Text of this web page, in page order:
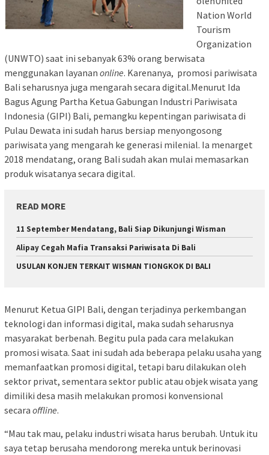
Nation World
Tourism
Organization
(UNWTO) saat ini sebanyak 63% orang berwisata
menggunakan layanan online. Karenanya, promosi pariwisata
Bali seharusnya juga mengarah secara digital.Menurut Ida
Bagus Agung Partha Ketua Gabungan Industri Pariwisata
Indonesia (GIPI) Bali, pemangku kepentingan pariwisata di
Pulau Dewata ini sudah harus bersiap menyongosong
pariwisata yang mengarah ke generasi milenial. Ia menarget
2018 mendatang, orang Bali sudah akan mulai memasarkan
produk wisatanya secara digital.
READ MORE
11 September Mendatang, Bali Siap Dikunjungi Wisman
Alipay Cegah Mafia Transaksi Pariwisata Di Bali
USULAN KONJEN TERKAIT WISMAN TIONGKOK DI BALI
Menurut Ketua GIPI Bali, dengan terjadinya perkembangan
teknologi dan informasi digital, maka sudah seharusnya
masyarakat berbenah. Begitu pula pada cara melakukan
promosi wisata. Saat ini sudah ada beberapa pelaku usaha yang
memanfaatkan promosi digital, tetapi baru dilakukan oleh
sektor privat, sementara sektor public atau objek wisata yang
dimiliki desa masih melakukan promosi konvensional
secara offline.
“Mau tak mau, pelaku industri wisata harus berubah. Untuk itu
saya tetap berusaha mendorong mereka untuk berinovasi